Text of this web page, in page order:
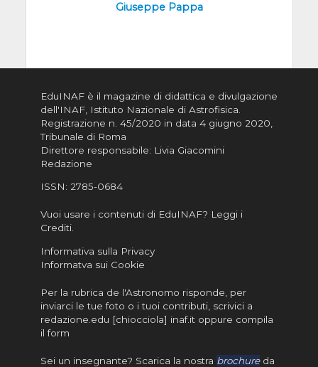
Giuseppe Pappa
EduINAF è il magazine di didattica e divulgazione
dell'INAF, Istituto Nazionale di Astrofisica
Registrazione n. 45/2020 in data 4 giugno 2020,
Tribunale di Roma
Direttore responsabile: Livia Giacomini
Redazione
ISSN: 2785-0684
Vuoi usare i contenuti di EduINAF? Leggi i
Crediti.
Informativa sulla Privacy
Informatva sui Cookie
Per la rubrica de l'Astronomo risponde, per
inviarci le tue foto o i tuoi contributi, scrivici a
redazione.edu [chiocciola] inaf.it oppure compila
il form
Sei un insegnante? Scarica la nostra brochureda